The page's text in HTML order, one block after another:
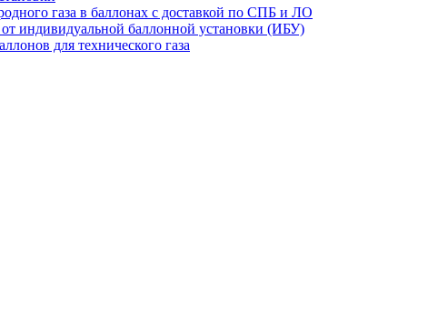
газа в баллонах с доставкой по СПБ и ЛО
индивидуальной баллонной установки (ИБУ)
для технического газа